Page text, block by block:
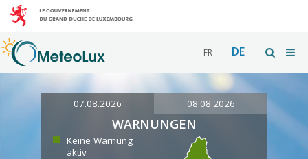
FR DE
07.08.2026 08.08.2026
WARNUNGEN
Keine Warnung
aktiv